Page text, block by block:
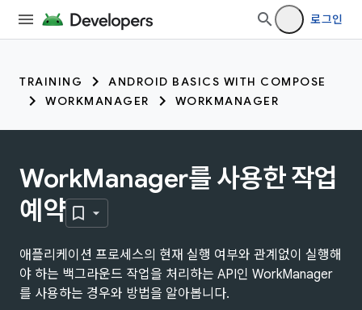
로그인
TRAINING
ANDROID BASICS WITH COMPOSE
WORKMANAGER
WORKMANAGER
WorkManager를 사용한 작업
예약
애플리케이션 프로세스의 현재 실행 여부와 관계없이 실행해
야 하는 백그라운드 작업을 처리하는 API인 WorkManager
를 사용하는 경우와 방법을 알아봅니다.